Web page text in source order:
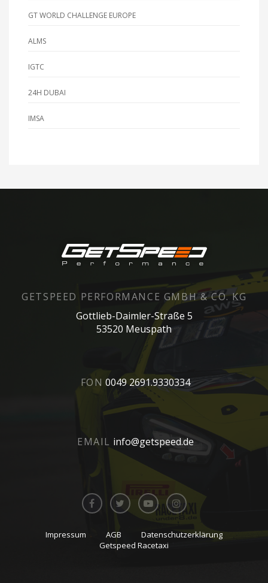
GT WORLD CHALLENGE EUROPE
ALMS
IGTC
24H DUBAI
IMSA
GETSPEED PERFORMANCE GMBH & CO. KG
Gottlieb-Daimler-Straße 5
53520 Meuspath
FON 0049 2691.9330334
EMAIL info@getspeed.de
Impressum AGB
Datenschutzerklärung
Getspeed Racetaxi